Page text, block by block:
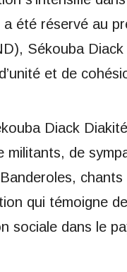
a été réservé au
Sékouba
et de
Diack
militants, de
qui témoigne
sociale dans le